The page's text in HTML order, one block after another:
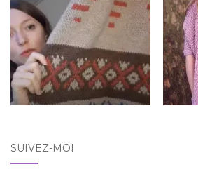
SUIVEZ-MOI